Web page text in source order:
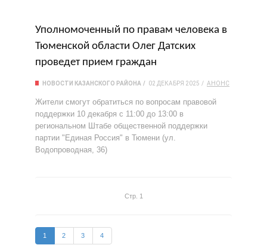
Уполномоченный по правам человека в
Тюменской области Олег Датских
проведет прием граждан
НОВОСТИ КАЗАНСКОГО РАЙОНА 02 ДЕКАБРЯ 2025 АНОНС
Жители смогут обратиться по вопросам правовой
поддержки 10 декабря с 11:00 до 13:00 в
региональном Штабе общественной поддержки
партии "Единая Россия" в Тюмени (ул.
Водопроводная, 36)
Стр. 1
1 2 3 4